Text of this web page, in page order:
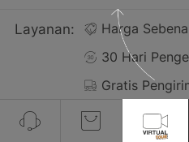
Layanan:
Harga
30 Hari
Gratis
Ulasan(1)